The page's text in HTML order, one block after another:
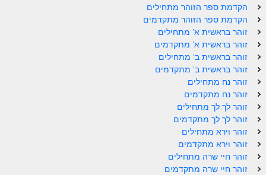
ספר הזוהר נח מתקדמים
ספר הזוהר לך לך מתחילים
ספר הזוהר לך לך מתקדמים
ספר הזוהר וירא מתחילים
ספר הזוהר וירא מתקדמים
ספר הזוהר חיי שרה מתחילים
ספר הזוהר תולדות מתחילים
הקדמת ספר הזוהר מתחילים
הקדמת ספר הזוהר מתקדמים
זוהר בראשית א' מתחילים
זוהר בראשית א' מתקדמים
זוהר בראשית ב' מתחילים
זוהר בראשית ב' מתקדמים
זוהר נח מתחילים
זוהר נח מתקדמים
זוהר לך לך מתחילים
זוהר לך לך מתקדמים
זוהר וירא מתחילים
זוהר וירא מתקדמים
זוהר חיי שרה מתחילים
זוהר חיי שרה מתקדמים